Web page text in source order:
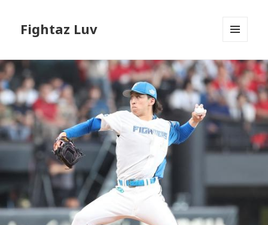
Fightaz Luv
ーとウ
ィジェ
ット